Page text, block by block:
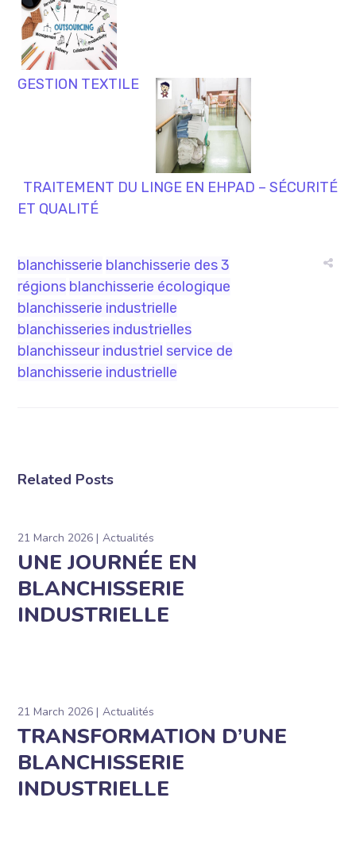
GESTION TEXTILE
TRAITEMENT DU LINGE EN EHPAD – SÉCURITÉ
ET QUALITÉ
blanchisserie blanchisserie des 3
régions blanchisserie écologique
blanchisserie industrielle
blanchisseries industrielles
blanchisseur industriel service de
blanchisserie industrielle
Related Posts
21 March 2026 Actualités
UNE JOURNÉE EN
BLANCHISSERIE
INDUSTRIELLE
21 March 2026 Actualités
TRANSFORMATION D’UNE
BLANCHISSERIE
INDUSTRIELLE